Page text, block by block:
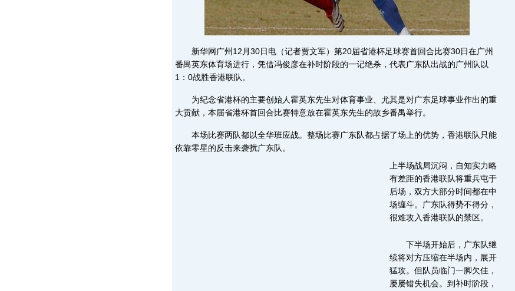
新华网广州12月30日电（记者贾文军）第20届省港杯足球赛首回合比赛30日在广州
番禺英东体育场进行，凭借冯俊彦在补时阶段的一记绝杀，代表广东队出战的广州队以
1：0战胜香港联队。
为纪念省港杯的主要创始人霍英东先生对体育事业、尤其是对广东足球事业作出的重
大贡献，本届省港杯首回合比赛特意放在霍英东先生的故乡番禺举行。
本场比赛两队都以全华班应战。整场比赛广东队都占据了场上的优势，香港联队只能
依靠零星的反击来袭扰广东队。
上半场战局沉闷，自知实力略
有差距的香港联队将重兵屯于
后场，双方大部分时间都在中
场缠斗。广东队得势不得分，
很难攻入香港联队的禁区。
下半场开始后，广东队继
续将对方压缩在半场内，展开
猛攻。但队员临门一脚欠佳，
屡屡错失机会。到补时阶段，